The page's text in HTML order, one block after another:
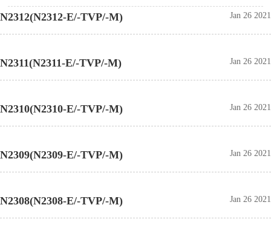
N2312(N2312-E/-TVP/-M) Jan 26 2021
N2311(N2311-E/-TVP/-M) Jan 26 2021
N2310(N2310-E/-TVP/-M) Jan 26 2021
N2309(N2309-E/-TVP/-M) Jan 26 2021
N2308(N2308-E/-TVP/-M) Jan 26 2021